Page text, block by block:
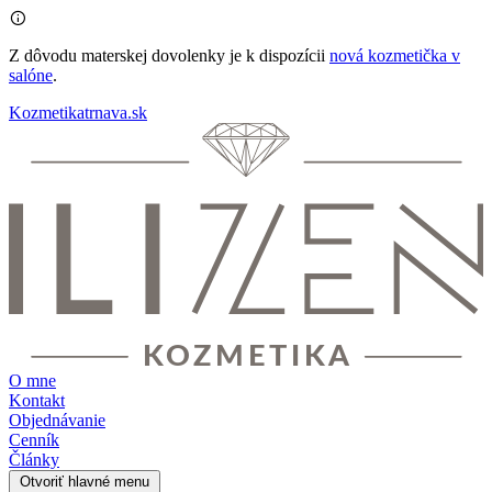
Z dôvodu materskej dovolenky je k dispozícii nová kozmetička v
salóne.
Kozmetikatrnava.sk
O mne
Kontakt
Objednávanie
Cenník
Články
Otvoriť hlavné menu